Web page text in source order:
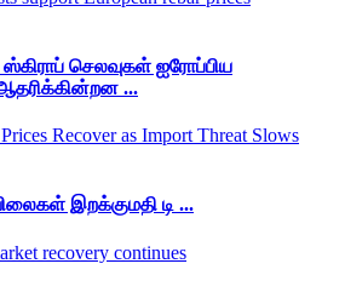
ஸ்கிராப் செலவுகள் ஐரோப்பிய
...
இறக்குமதி டி ...